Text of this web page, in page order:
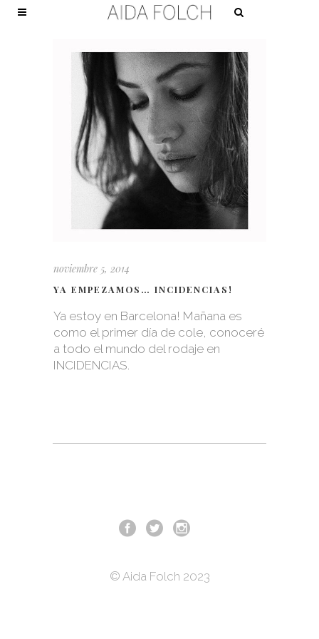
noviembre 5, 2014
YA EMPEZAMOS… INCIDENCIAS!
Ya estoy en Barcelona! Mañana es
como el primer día de cole, conoceré
a todo el mundo del rodaje en
INCIDENCIAS.
© Aida Folch 2023